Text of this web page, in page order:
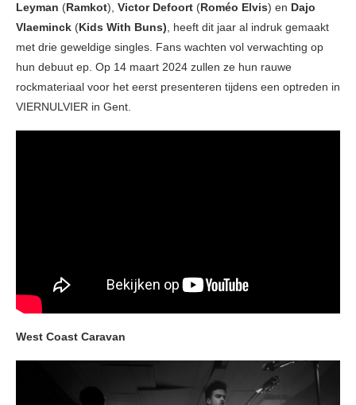
Leyman (Ramkot), Victor Defoort (Roméo Elvis) en Dajo
Vlaeminck (Kids With Buns) , heeft dit jaar al indruk gemaakt
met drie geweldige singles. Fans wachten vol verwachting op
hun debuut ep. Op 14 maart 2024 zullen ze hun rauwe
rockmateriaal voor het eerst presenteren tijdens een optreden in
VIERNULVIER in Gent.
West Coast Caravan